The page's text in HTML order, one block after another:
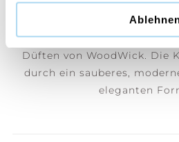
Die besonderen sanduhr-
Zuhause mit weichem
Düften von WoodWick. Die
durch ein sauberes,
eleganten